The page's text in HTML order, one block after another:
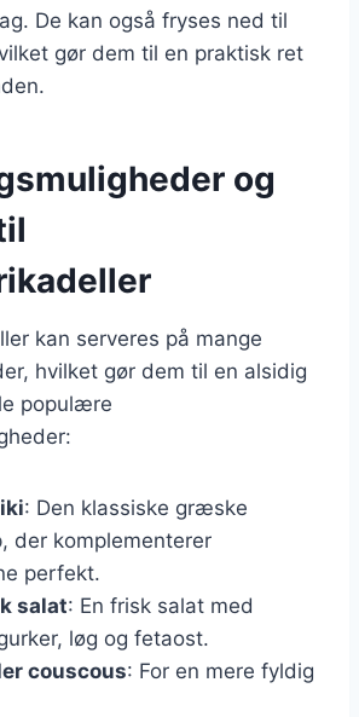
De kan også fryses ned til
gør dem til en praktisk ret
og
kan serveres på mange
hvilket gør dem til en alsidig
populære
: Den klassiske græske
der komplementerer
perfekt.
salat: En frisk salat med
løg og fetaost.
couscous: For en mere fyldig